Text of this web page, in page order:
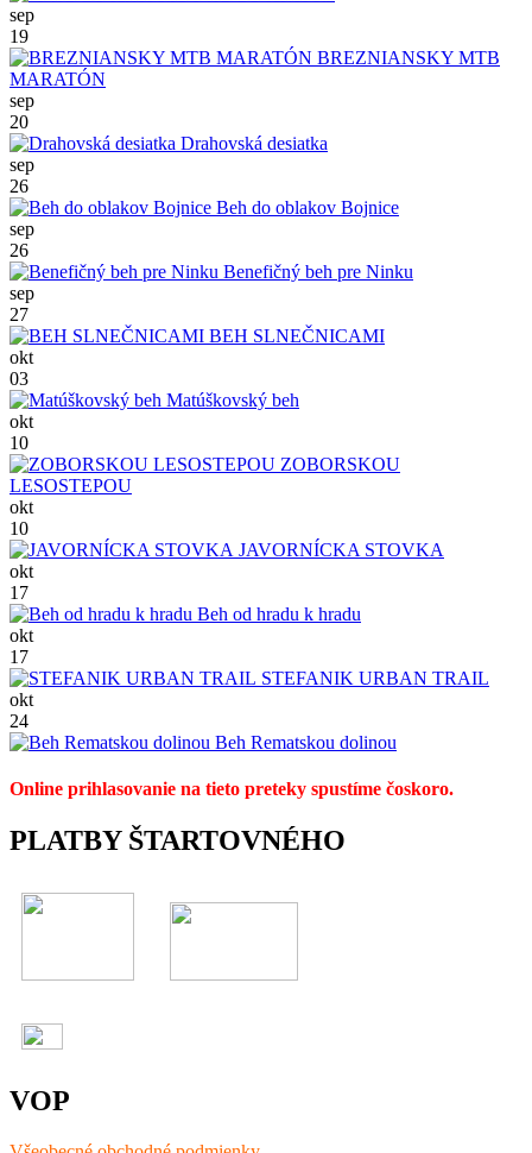
sep
19
BREZNIANSKY MTB
MARATÓN
sep
20
Drahovská desiatka
sep
26
Beh do oblakov Bojnice
sep
26
Benefičný beh pre Ninku
sep
27
BEH SLNEČNICAMI
okt
03
Matúškovský beh
okt
10
ZOBORSKOU
LESOSTEPOU
okt
10
JAVORNÍCKA STOVKA
okt
17
Beh od hradu k hradu
okt
17
STEFANIK URBAN TRAIL
okt
24
Beh Rematskou dolinou
Online prihlasovanie na tieto preteky spustíme čoskoro.
PLATBY ŠTARTOVNÉHO
VOP